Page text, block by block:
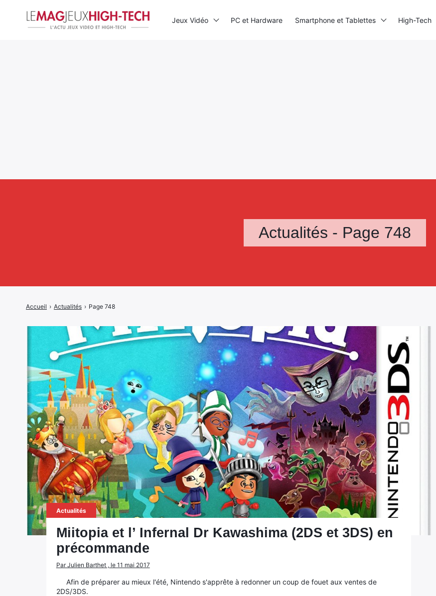
Actualités - Page 748
Accueil › Actualités › Page 748
Actualités
Miitopia et l’ Infernal Dr Kawashima (2DS et 3DS) en
précommande
Par Julien Barthet , le 11 mai 2017
Afin de préparer au mieux l'été, Nintendo s'apprête à redonner un coup de fouet aux ventes de
2DS/3DS.
Jeux Vidéo PC et Hardware Smartphone et Tablettes High-Tech